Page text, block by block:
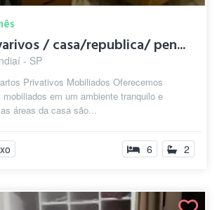
/ casa/republica/ pen...
- SP
Privativos Mobiliados Oferecemos
em um ambiente tranquilo e
áreas da casa são...
6 2